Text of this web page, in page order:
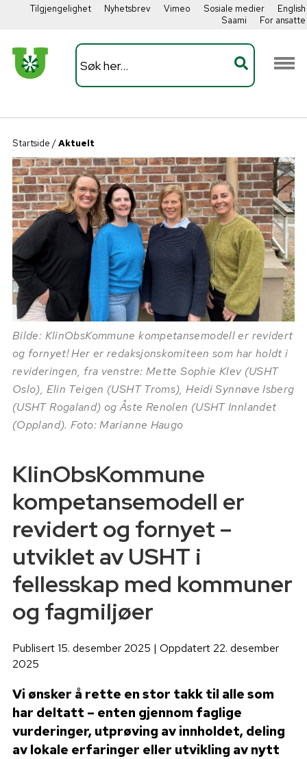
Tilgjengelighet Nyhetsbrev Vimeo Sosiale medier
English
Saami
For ansatte
Startside /Aktuelt
Bilde: KlinObsKommune kompetansemodell er revidert
og fornyet! Her er redaksjonskomiteen som har holdt i
revideringen, fra venstre: Mette Sophie Klev (USHT
Oslo), Elin Teigen (USHT Troms), Heidi Synnøve Isberg
(USHT Rogaland) og Åste Renolen (USHT Innlandet
(Oppland). Foto: Marianne Haugo
KlinObsKommune
kompetansemodell er
revidert og fornyet –
utviklet av USHT i
fellesskap med kommuner
og fagmiljøer
Publisert 15. desember 2025 | Oppdatert 22. desember
2025
Vi ønsker å rette en stor takk til alle som
har deltatt – enten gjennom faglige
vurderinger, utprøving av innholdet, deling
av lokale erfaringer eller utvikling av nytt